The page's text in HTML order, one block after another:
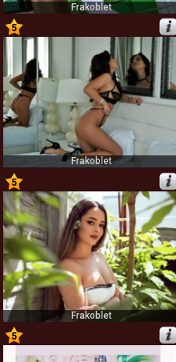
Frakoblet
5
15
Frakoblet
5
17
Frakoblet
5
19